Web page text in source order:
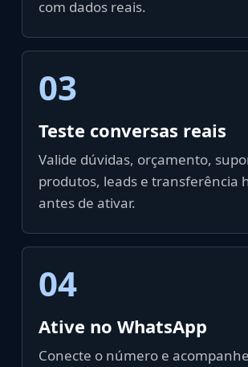
com dados reais.
03
Teste conversas reais
Valide dúvidas, orçamento,
produtos, leads e transferência
antes de ativar.
04
Ative no WhatsApp
Conecte o número e acompanhe